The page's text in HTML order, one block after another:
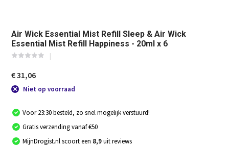
Air Wick Essential Mist Refill Sleep & Air Wick
Essential Mist Refill Happiness - 20ml x 6
€ 31,06
Niet op voorraad
Voor 23:30 besteld, zo snel mogelijk verstuurd!
Gratis verzending vanaf €50
MijnDrogist.nl scoort een 8,9uit reviews